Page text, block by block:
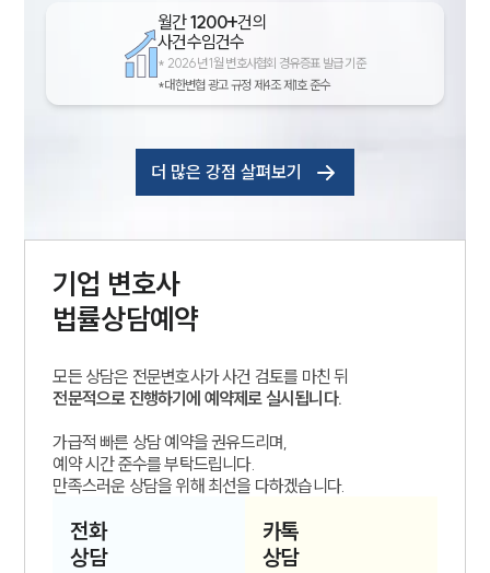
월간1200+건의
사건수임건수
* 2026년 1월 변호사협회 경유증표 발급 기준
*대한변협 광고 규정 제4조 제1호 준수
더 많은 강점 살펴보기
기업 변호사
법률상담예약
모든 상담은 전문변호사가 사건 검토를 마친 뒤
전문적으로 진행하기에 예약제로 실시됩니다.
가급적 빠른 상담 예약을 권유드리며,
예약 시간 준수를 부탁드립니다.
만족스러운 상담을 위해 최선을 다하겠습니다.
전화
상담
카톡
상담